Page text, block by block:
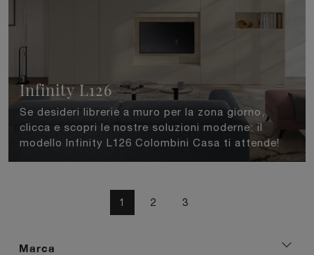
Marca
Infinity L126
Se desideri librerie a muro per la zona giorno,
clicca e scopri le nostre soluzioni moderne: il
modello Infinity L126 Colombini Casa ti attende!
1 2 3